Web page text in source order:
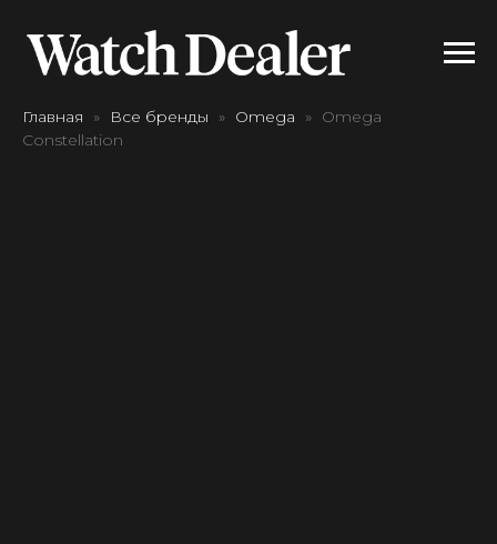
Главная Все бренды Omega
Omega
Constellation